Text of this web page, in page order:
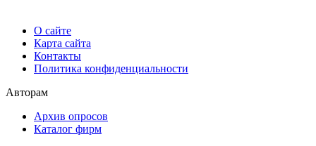
О сайте
Карта сайта
Контакты
Политика конфиденциальности
Авторам
Архив опросов
Каталог фирм